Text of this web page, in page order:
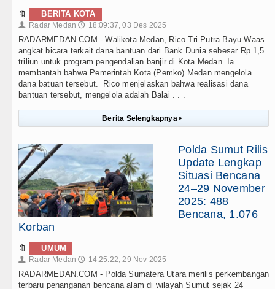
🔖 BERITA KOTA
👤 Radar Medan 🕔 18:09:37, 03 Des 2025
RADARMEDAN.COM - Walikota Medan, Rico Tri Putra Bayu Waas
angkat bicara terkait dana bantuan dari Bank Dunia sebesar Rp 1,5
triliun untuk program pengendalian banjir di Kota Medan. Ia
membantah bahwa Pemerintah Kota (Pemko) Medan mengelola
dana batuan tersebut. Rico menjelaskan bahwa realisasi dana
bantuan tersebut, mengelola adalah Balai . . .
Berita Selengkapnya ▸
Polda Sumut Rilis
Update Lengkap
Situasi Bencana
24–29 November
2025: 488
Bencana, 1.076
Korban
🔖 UMUM
👤 Radar Medan 🕔 14:25:22, 29 Nov 2025
RADARMEDAN.COM - Polda Sumatera Utara merilis perkembangan
terbaru penanganan bencana alam di wilayah Sumut sejak 24